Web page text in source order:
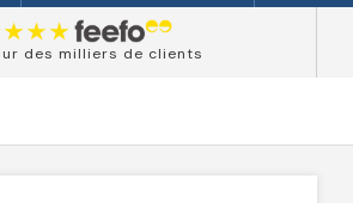
des milliers de clients